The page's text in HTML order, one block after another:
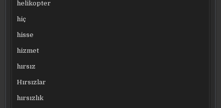
helikopter
hiç
hisse
hizmet
hırsız
Hırsızlar
hırsızlık